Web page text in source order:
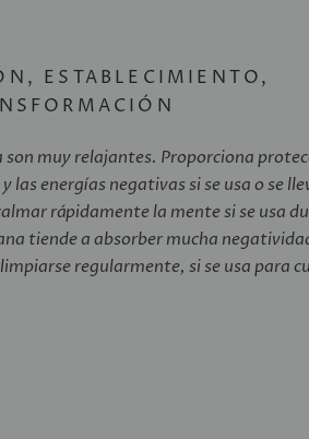
ESTABLECIMIENTO,
son muy relajantes. Proporciona
las energías negativas si se usa o se
rápidamente la mente si se usa
tiende a absorber mucha
regularmente, si se usa para